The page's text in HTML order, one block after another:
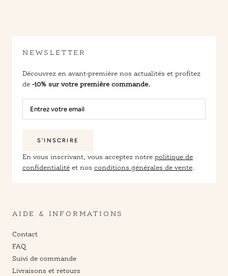
NEWSLETTER
Découvrez en avant-première nos actualités et profitez
de -10% sur votre première commande.
S'INSCRIRE
En vous inscrivant, vous acceptez notre politique de
confidentialité et nos conditions générales de vente.
AIDE & INFORMATIONS
Contact
FAQ
Suivi de commande
Livraisons et retours